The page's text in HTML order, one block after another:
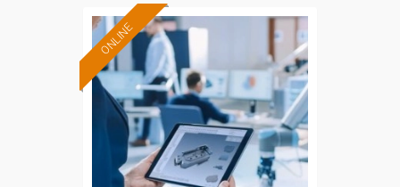
ONLINE
Formación 100%
subvencionada.
Para desempleados,
trabajadores y autónomos.
Sector
-Construcción e industrias